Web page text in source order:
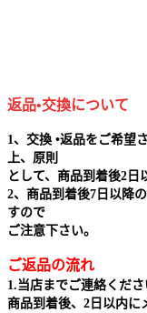
返品•交換について
1、交換 •返品をご希望
上、原則
として、商品到着後2日
2、商品到着後7日以降
すので
ご注意下さい。
ご返品の流れ
1.当店までご連絡くださ
商品到着後、2日以内に